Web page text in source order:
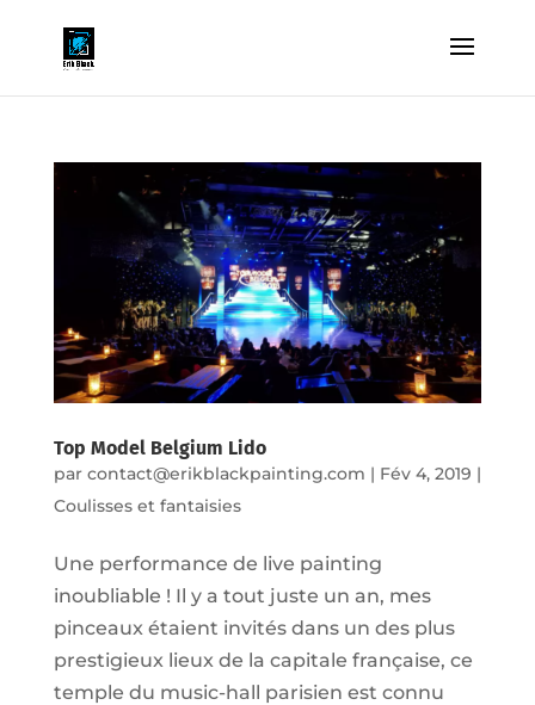
Top Model Belgium Lido
par contact@erikblackpainting.com | Fév 4, 2019 |
Coulisses et fantaisies
Une performance de live painting
inoubliable ! Il y a tout juste un an, mes
pinceaux étaient invités dans un des plus
prestigieux lieux de la capitale française, ce
temple du music-hall parisien est connu